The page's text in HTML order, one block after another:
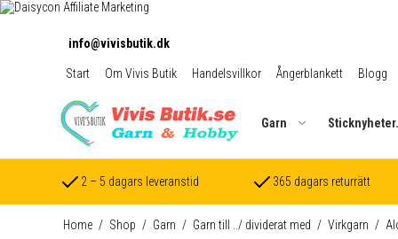
info@vivisbutik.dk
Start Om Vivis Butik Handelsvillkor Ångerblankett Blogg
Garn
2 – 5 dagars leveranstid 365 dagars returrätt
Home / Shop / Garn / Garn till ../ dividerat med / Virkgarn /